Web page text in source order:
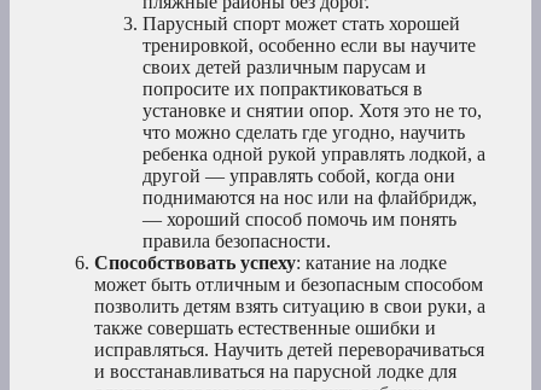
Парусный спорт может стать хорошей
тренировкой, особенно если вы научите
своих детей различным парусам и
попросите их попрактиковаться в
установке и снятии опор. Хотя это не то,
что можно сделать где угодно, научить
ребенка одной рукой управлять лодкой, а
другой — управлять собой, когда они
поднимаются на нос или на флайбридж,
— хороший способ помочь им понять
правила безопасности.
Способствовать успеху: катание на лодке
может быть отличным и безопасным способом
позволить детям взять ситуацию в свои руки, а
также совершать естественные ошибки и
исправляться. Научить детей переворачиваться
и восстанавливаться на парусной лодке для